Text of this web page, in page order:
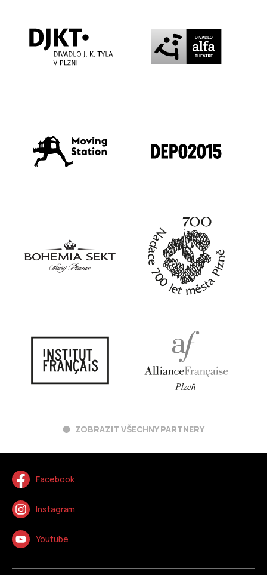
ZOBRAZIT VŠECHNY PARTNERY
Facebook
Instagram
Youtube